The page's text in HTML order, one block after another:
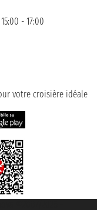
- 17:00
votre croisière idéale